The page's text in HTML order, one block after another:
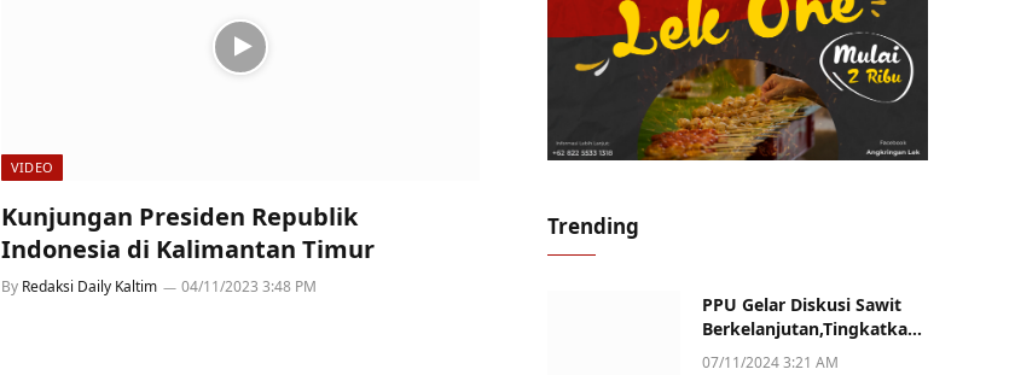
VIDEO
Kunjungan Presiden Republik
Indonesia di Kalimantan Timur
By Redaksi Daily Kaltim 04/11/2023 3:48 PM
Trending
PPU Gelar Diskusi Sawit
Berkelanjutan,Tingkatkan
Daya Saing dan Kualitas
07/11/2024 3:21 AM